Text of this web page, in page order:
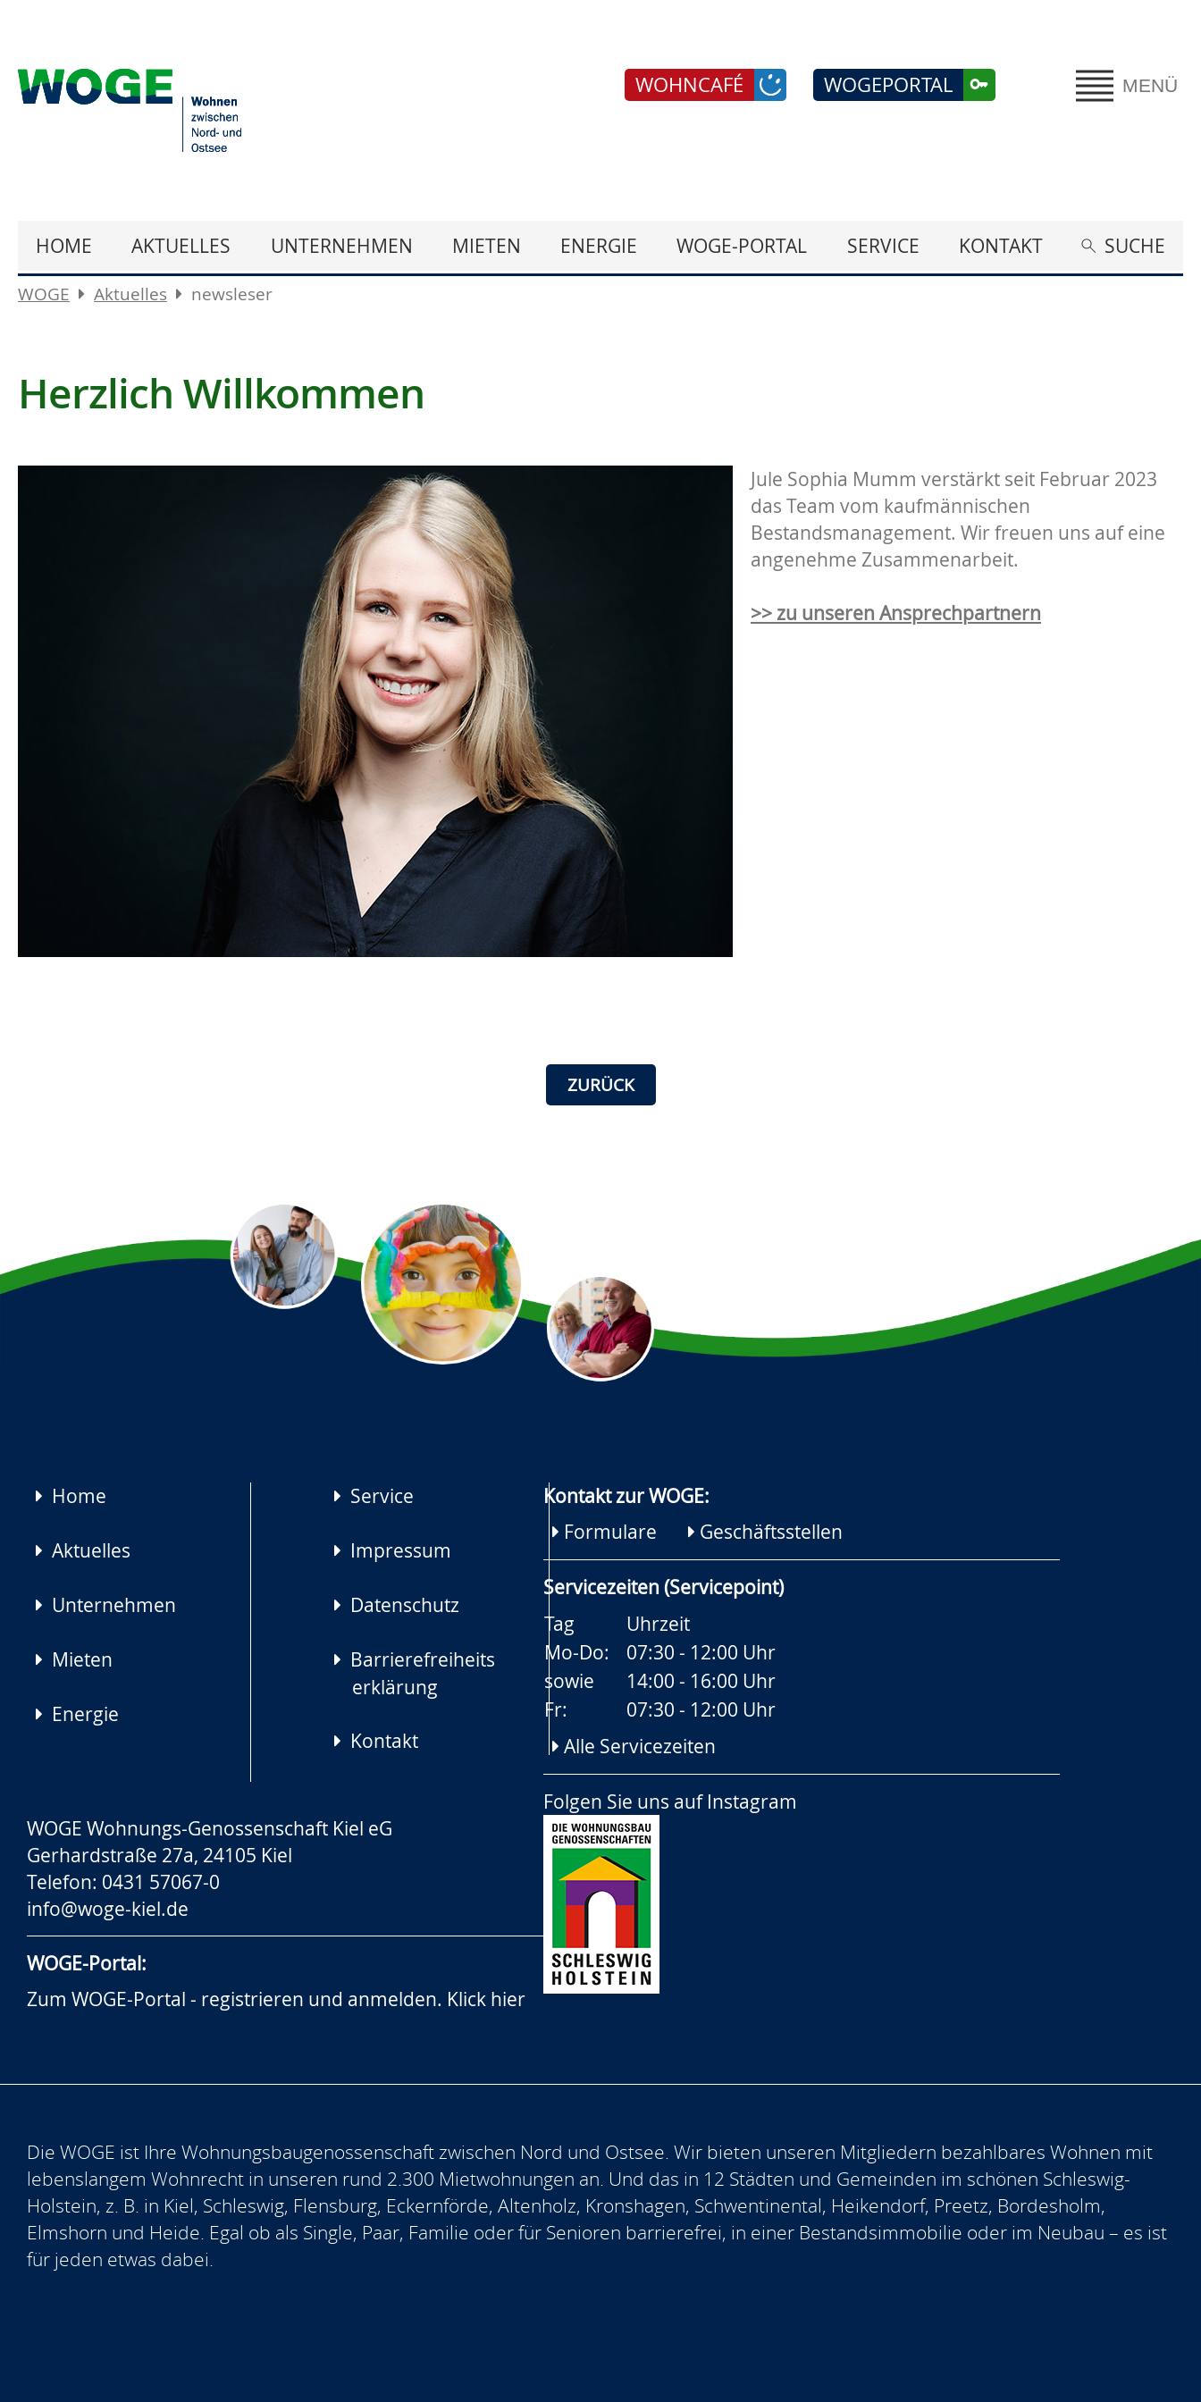
MENÜ
WOGEPORTAL
WOHNCAFÉ
HOME AKTUELLES UNTERNEHMEN MIETEN ENERGIE WOGE-PORTAL SERVICE KONTAKT SUCHE
WOGE Aktuelles newsleser
Herzlich Willkommen
Jule Sophia Mumm verstärkt seit Februar 2023
das Team vom kaufmännischen
Bestandsmanagement. Wir freuen uns auf eine
angenehme Zusammenarbeit.
>> zu unseren Ansprechpartnern
ZURÜCK
Navigation
Home
Aktuelles
Unternehmen
Mieten
Energie
Service
Impressum
Datenschutz
Barrierefreiheits
erklärung
Kontakt
Kontakt zur WOGE:
Formulare
Geschäftsstellen
Servicezeiten (Servicepoint)
Tag
Uhrzeit
Mo-Do:
07:30 - 12:00 Uhr
sowie
14:00 - 16:00 Uhr
Fr:
07:30 - 12:00 Uhr
Alle Servicezeiten
Folgen Sie uns auf Instagram
WOGE Wohnungs-Genossenschaft Kiel eG
Gerhardstraße 27a, 24105 Kiel
Telefon: 0431 57067-0
info@woge-kiel.de
WOGE-Portal:
Zum WOGE-Portal - registrieren und anmelden. Klick hier
Die WOGE ist Ihre Wohnungsbaugenossenschaft zwischen Nord und Ostsee. Wir bieten unseren Mitgliedern bezahlbares Wohnen mit
lebenslangem Wohnrecht in unseren rund 2.300 Mietwohnungen an. Und das in 12 Städten und Gemeinden im schönen Schleswig-
Holstein, z. B. in Kiel, Schleswig, Flensburg, Eckernförde, Altenholz, Kronshagen, Schwentinental, Heikendorf, Preetz, Bordesholm,
Elmshorn und Heide. Egal ob als Single, Paar, Familie oder für Senioren barrierefrei, in einer Bestandsimmobilie oder im Neubau – es ist
für jeden etwas dabei.